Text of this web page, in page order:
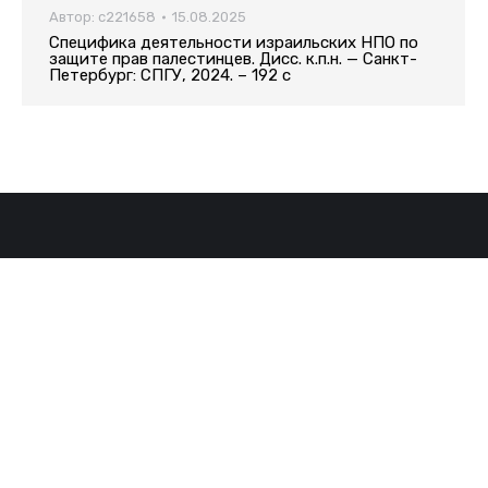
Автор: c221658 15.08.2025
Специфика деятельности израильских НПО по
защите прав палестинцев. Дисс. к.п.н. — Санкт-
Петербург: СПГУ, 2024. – 192 с